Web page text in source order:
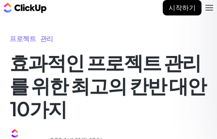
시작하기
프로젝트 관리
효과적인 프로젝트 관리
를 위한 최고의 칸반 대안
10가지